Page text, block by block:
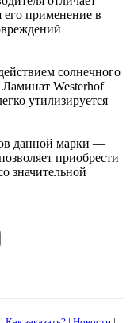
его применение в
солнечного
Ламинат Westerhof
утилизируется
данной марки —
приобрести
значительной